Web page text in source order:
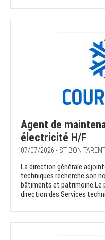
Agent de
électricité H/F
07/07/2026 - ST BON
La direction générale
techniques recherche son
bâtiments et patrimoine.Le
direction des Services